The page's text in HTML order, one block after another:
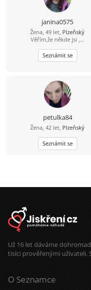
janina0575
Žena, 49 let, Plzeňský
Věřím,že někde jsi ,...
Seznámit se
petulka84
Žena, 42 let, Plzeňský
Seznámit se
Už 16 let dáváme
tisíci prověřenými uživateli.
O Seznamce